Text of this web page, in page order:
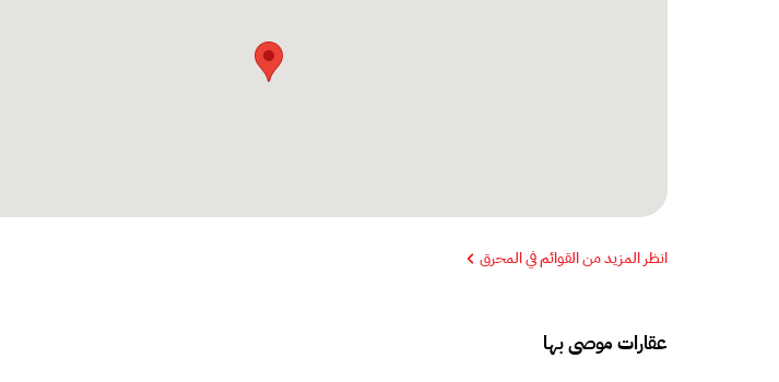
انظر المزيد من القوائم في المحرق
عقارات موصى بها